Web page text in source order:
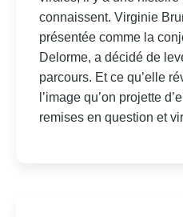
connaissent. Virginie
présentée comme la
Delorme, a décidé de
parcours. Et ce qu’elle
l’image qu’on projette
remises en question et